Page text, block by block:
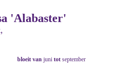
'Alabaster'
bloeit van juni tot september